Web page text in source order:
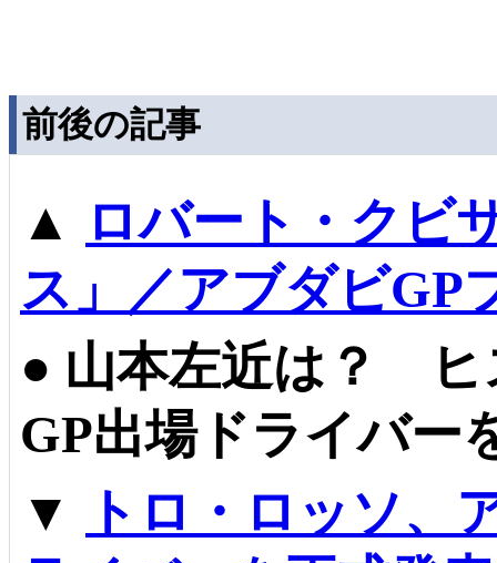
前後の記事
▲ ロバート・クビ
ス」／アブダビGP
● 山本左近は？ ヒ
GP出場ドライバー
▼
トロ・ロッソ、